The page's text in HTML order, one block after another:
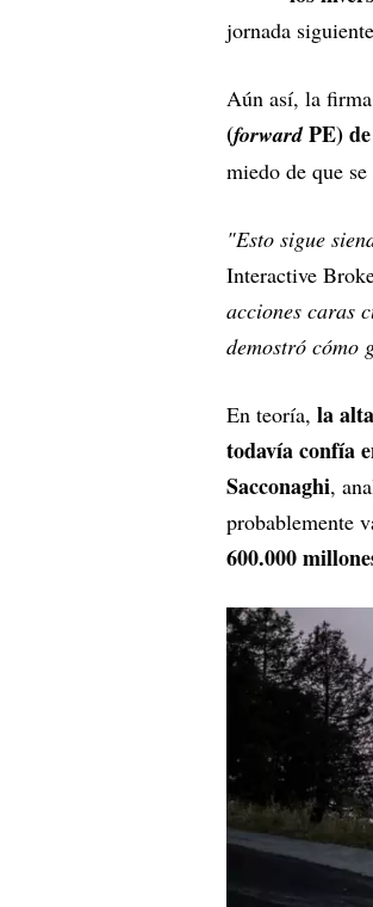
jornada
Aún así, la
(forwardPE)
miedo de que
"Esto sigue
Interactive
acciones caras
demostró cómo
En teoría, la
todavía confía
Sacconaghi,
probablemente
600.000